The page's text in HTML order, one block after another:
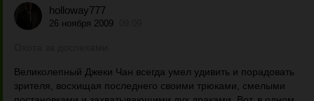
holloway777
26 ноября 2009
Великолепный Джеки Чан всегда умел удивить и порадовать
зрителя, восхищая последнего своими трюками, смелыми